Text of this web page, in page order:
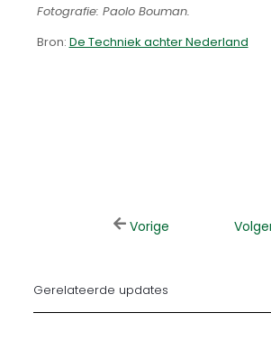
Fotografie: Paolo Bouman.
Bron: De Techniek achter Nederland
Vorige
Gerelateerde updates